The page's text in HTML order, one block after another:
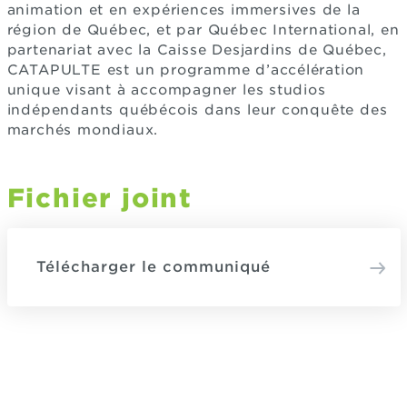
animation et en expériences immersives de la
région de Québec, et par Québec International, en
partenariat avec la Caisse Desjardins de Québec,
CATAPULTE est un programme d’accélération
unique visant à accompagner les studios
indépendants québécois dans leur conquête des
marchés mondiaux.
Fichier joint
Télécharger le communiqué